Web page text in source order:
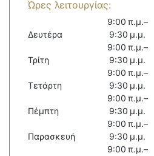
Ώρες λειτουργίας:
Δευτέρα
9:00 π.μ.–
9:30 μ.μ.
Τρίτη
9:00 π.μ.–
9:30 μ.μ.
Τετάρτη
9:00 π.μ.–
9:30 μ.μ.
Πέμπτη
9:00 π.μ.–
9:30 μ.μ.
Παρασκευή
9:00 π.μ.–
9:30 μ.μ.
9:00 π.μ.–